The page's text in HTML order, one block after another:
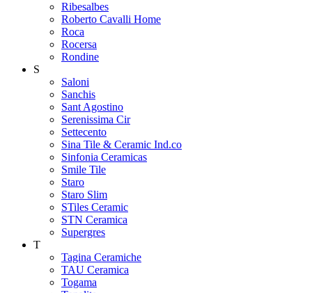
Ribesalbes
Roberto Cavalli Home
Roca
Rocersa
Rondine
S
Saloni
Sanchis
Sant Agostino
Serenissima Cir
Settecento
Sina Tile & Ceramic Ind.co
Sinfonia Ceramicas
Smile Tile
Staro
Staro Slim
STiles Ceramic
STN Ceramica
Supergres
T
Tagina Ceramiche
TAU Ceramica
Togama